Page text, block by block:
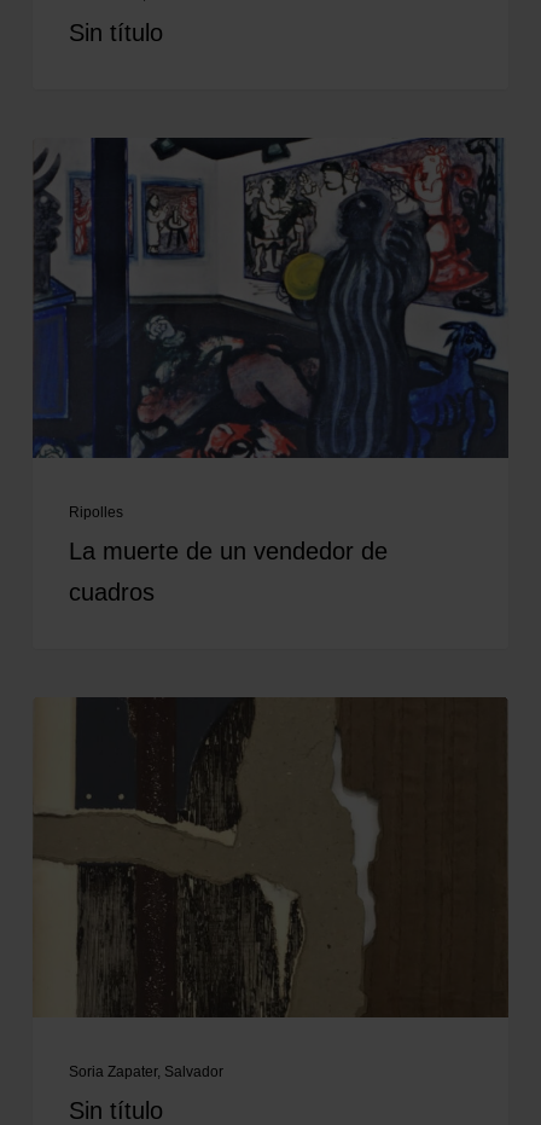
Sin título
Ripolles
La muerte de un vendedor de
cuadros
Soria Zapater, Salvador
Sin título